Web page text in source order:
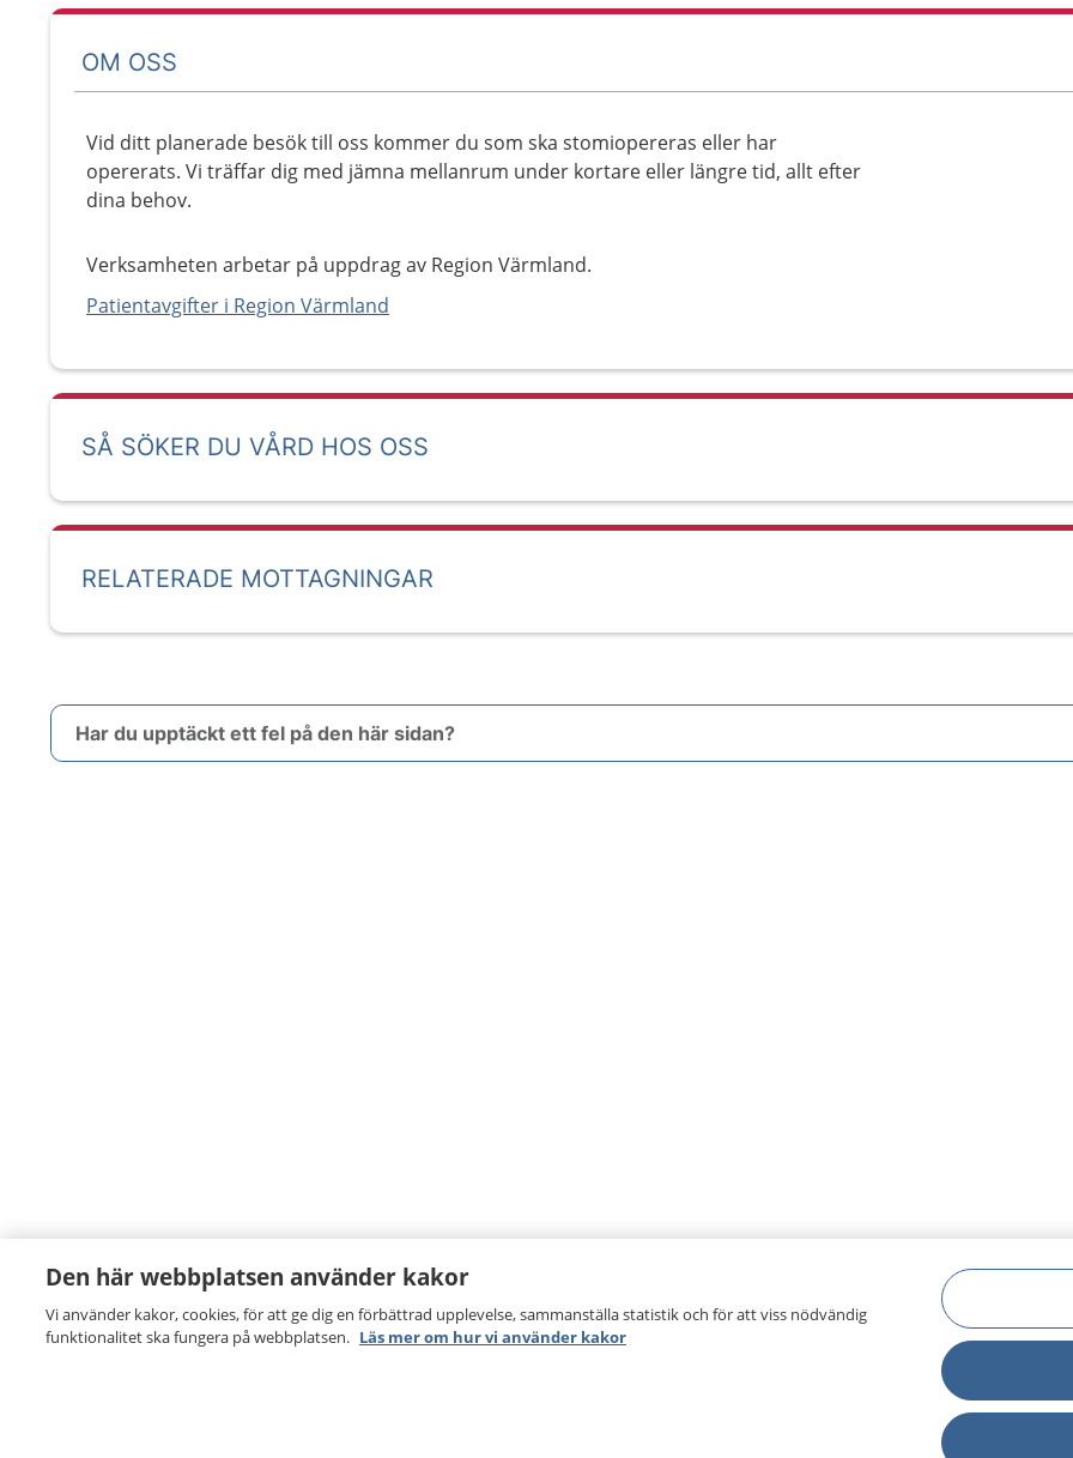
OM OSS
Vid ditt planerade besök till oss kommer du som ska stomiopereras eller har
opererats. Vi träffar dig med jämna mellanrum under kortare eller längre tid, allt efter
dina behov.
Verksamheten arbetar på uppdrag av Region Värmland.
Patientavgifter i Region Värmland
SÅ SÖKER DU VÅRD HOS OSS
RELATERADE MOTTAGNINGAR
Har du upptäckt ett fel på den här sidan?
Den här webbplatsen använder kakor
Vi använder kakor, cookies, för att ge dig en förbättrad upplevelse, sammanställa statistik och för att viss nödvändig
funktionalitet ska fungera på webbplatsen. Läs mer om hur vi använder kakor